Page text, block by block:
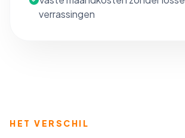
verrassingen
HET VERSCHIL